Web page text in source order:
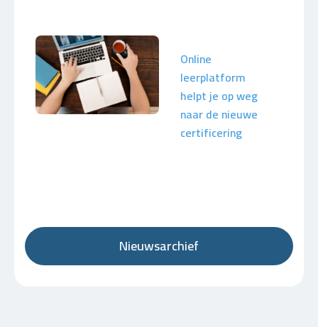
Online
leerplatform
helpt je op weg
naar de nieuwe
certificering
Nieuwsarchief